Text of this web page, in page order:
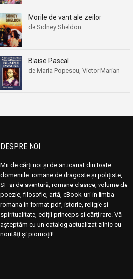
Morile de vant ale zeilor
de Sidney Sheldon
Blaise Pascal
de Maria Popescu, Victor Marian
DESPRE NOI
Mii de cărți noi și de anticariat din toate
domeniile: romane de dragoste și polițiste,
SF și de aventură, romane clasice, volume de
poezie, filosofie, artă, eBook-uri in limba
romana in format pdf, istorie, religie și
spiritualitate, ediții princeps și cărți rare. Vă
așteptăm cu un catalog actualizat zilnic cu
noutăți și promoții!